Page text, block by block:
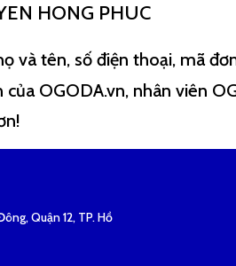
HONG PHUC
và tên, số điện thoại, mã
của OGODA.vn, nhân viên
Quận 12, TP. Hồ